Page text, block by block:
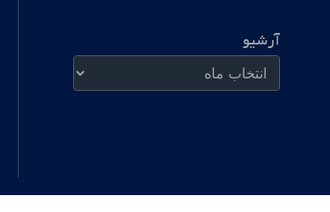
آرشیو
آرشیو